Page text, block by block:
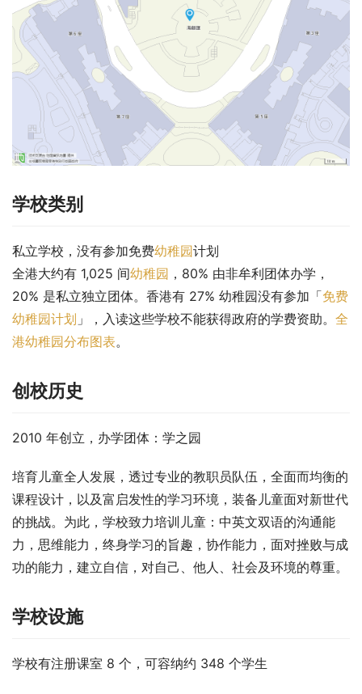
学校类别
私立学校，没有参加免费幼稚园计划
全港大约有 1,025 间幼稚园 ，80% 由非牟利团体办学，
20% 是私立独立团体。香港有 27% 幼稚园没有参加「免费
幼稚园计划 」，入读这些学校不能获得政府的学费资助。 全
港幼稚园分布图表。
创校历史
2010 年创立，办学团体：学之园
培育儿童全人发展，透过专业的教职员队伍，全面而均衡的
课程设计，以及富启发性的学习环境，装备儿童面对新世代
的挑战。为此，学校致力培训儿童：中英文双语的沟通能
力，思维能力，终身学习的旨趣，协作能力，面对挫败与成
功的能力，建立自信，对自己、他人、社会及环境的尊重。
学校设施
学校有注册课室 8 个，可容纳约 348 个学生